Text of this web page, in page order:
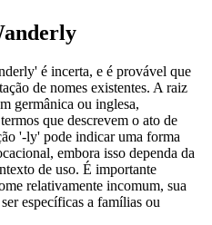
é incerta, e é provável que
de nomes existentes. A raiz
germânica ou inglesa,
que descrevem o ato de
'-ly' pode indicar uma forma
embora isso dependa da
de uso. É importante
relativamente incomum, sua
específicas a famílias ou